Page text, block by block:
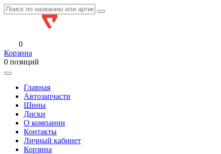
0
Корзина
0 позиций
Главная
Автозапчасти
Шины
Диски
О компании
Контакты
Личный кабинет
Корзина